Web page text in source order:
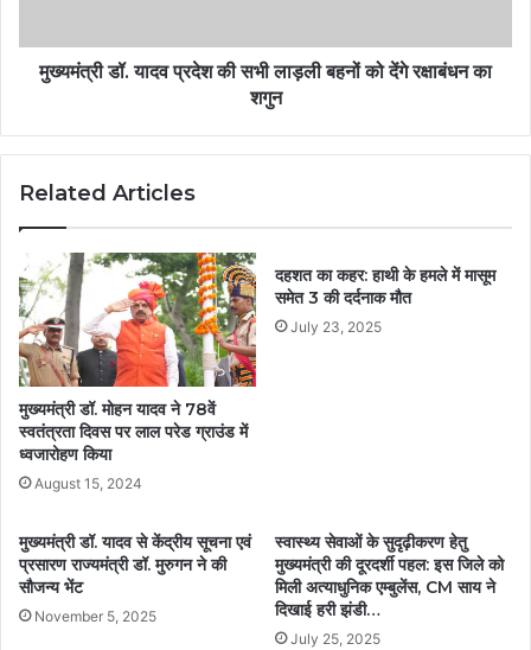
मुख्यमंत्री डॉ. यादव प्रदेश की सभी लाड़ली बहनों को देंगे रक्षाबंधन का
शगुन
Related Articles
मुख्यमंत्री डॉ. मोहन यादव ने 78वें
स्वतंत्रता दिवस पर लाल परेड ग्राउंड में
ध्वजारोहण किया
August 15, 2024
दहशत का कहर: हाथी के हमले में मासूम
समेत 3 की दर्दनाक मौत
July 23, 2025
मुख्यमंत्री डॉ. यादव से केंद्रीय सूचना एवं
प्रसारण राज्यमंत्री डॉ. मुरुगन ने की
सौजन्य भेंट
November 5, 2025
स्वास्थ्य सेवाओं के सुदृढ़ीकरण हेतु
मुख्यमंत्री की दूरदर्शी पहल: इस जिले को
मिली अत्याधुनिक एम्बुलेंस, CM साय ने
दिखाई हरी झंडी…
July 25, 2025